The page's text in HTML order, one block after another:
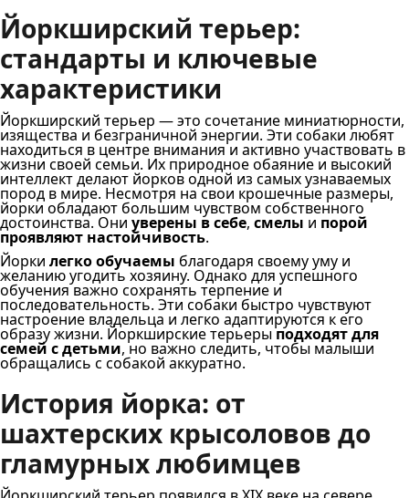
Йоркширский терьер:
стандарты и ключевые
характеристики
Йоркширский терьер — это сочетание миниатюрности,
изящества и безграничной энергии. Эти собаки любят
находиться в центре внимания и активно участвовать в
жизни своей семьи. Их природное обаяние и высокий
интеллект делают йорков одной из самых узнаваемых
пород в мире. Несмотря на свои крошечные размеры,
йорки обладают большим чувством собственного
достоинства. Они уверены в себе, смелы и порой
проявляют настойчивость.
Йорки легко обучаемы благодаря своему уму и
желанию угодить хозяину. Однако для успешного
обучения важно сохранять терпение и
последовательность. Эти собаки быстро чувствуют
настроение владельца и легко адаптируются к его
образу жизни. Йоркширские терьерыподходят для
семей с детьми, но важно следить, чтобы малыши
обращались с собакой аккуратно.
История йорка: от
шахтерских крысоловов до
гламурных любимцев